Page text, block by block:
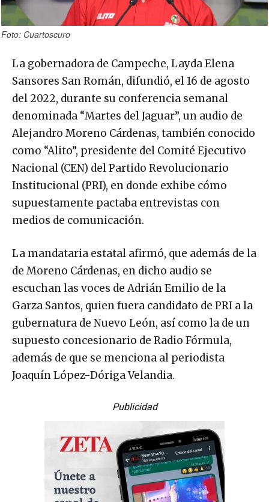
Foto: Cuartoscuro
La gobernadora de Campeche, Layda Elena
Sansores San Román, difundió, el 16 de agosto
del 2022, durante su conferencia semanal
denominada “Martes del Jaguar”, un audio de
Alejandro Moreno Cárdenas, también conocido
como “Alito”, presidente del Comité Ejecutivo
Nacional (CEN) del Partido Revolucionario
Institucional (PRI), en donde exhibe cómo
supuestamente pactaba entrevistas con
medios de comunicación.
La mandataria estatal afirmó, que además de la
de Moreno Cárdenas, en dicho audio se
escuchan las voces de Adrián Emilio de la
Garza Santos, quien fuera candidato de PRI a la
gubernatura de Nuevo León, así como la de un
supuesto concesionario de Radio Fórmula,
además de que se menciona al periodista
Joaquín López-Dóriga Velandia.
Publicidad